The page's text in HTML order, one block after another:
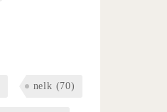
nelk (70)